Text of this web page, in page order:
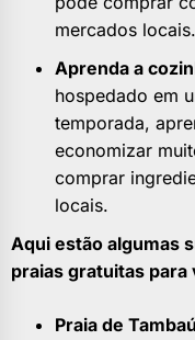
mercados locais.
Aprenda a
hospedado em
temporada,
economizar
comprar
locais.
Aqui estão algumas
praias gratuitas para
Praia de